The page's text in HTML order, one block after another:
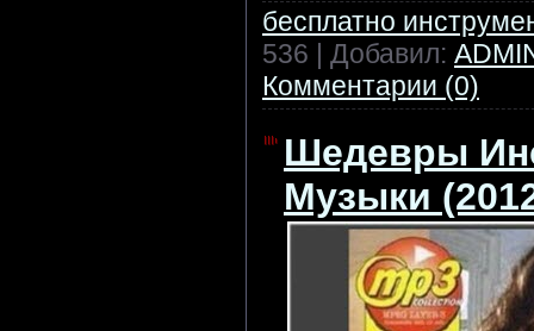
бесплатно
536 | Добавил:
Комментарии (0)
Шедевры
Музыки